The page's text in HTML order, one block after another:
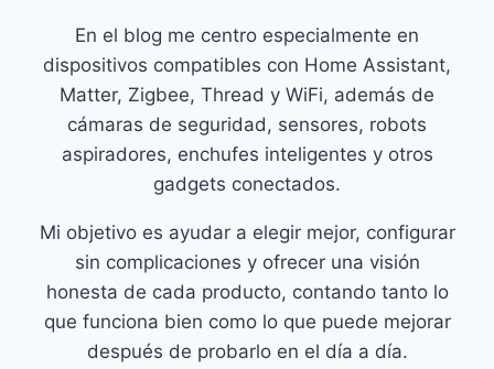
En el blog me centro especialmente en
dispositivos compatibles con Home Assistant,
Matter, Zigbee, Thread y WiFi, además de
cámaras de seguridad, sensores, robots
aspiradores, enchufes inteligentes y otros
gadgets conectados.
Mi objetivo es ayudar a elegir mejor, configurar
sin complicaciones y ofrecer una visión
honesta de cada producto, contando tanto lo
que funciona bien como lo que puede mejorar
después de probarlo en el día a día.